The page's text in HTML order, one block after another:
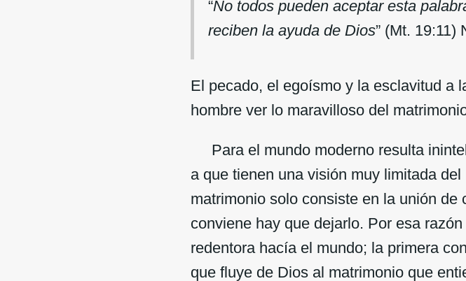
“No todos pueden aceptar esta
reciben la ayuda de Dios” (Mt. 19:11)
El pecado, el egoísmo y la esclavitud a
hombre ver lo maravilloso del
Para el mundo moderno resulta
a que tienen una visión muy limitada
matrimonio solo consiste en la unión
conviene hay que dejarlo. Por esa
redentora hacía el mundo; la primera
que fluye de Dios al matrimonio que